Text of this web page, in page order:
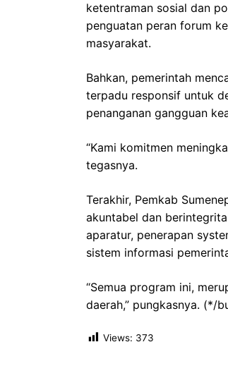
ketentraman sosial dan
penguatan peran forum
masyarakat.
Bahkan, pemerintah
terpadu responsif untuk
penanganan gangguan
“Kami komitmen
tegasnya.
Terakhir, Pemkab
akuntabel dan
aparatur, penerapan
sistem informasi
“Semua program ini,
daerah,” pungkasnya. (*/
Views: 373